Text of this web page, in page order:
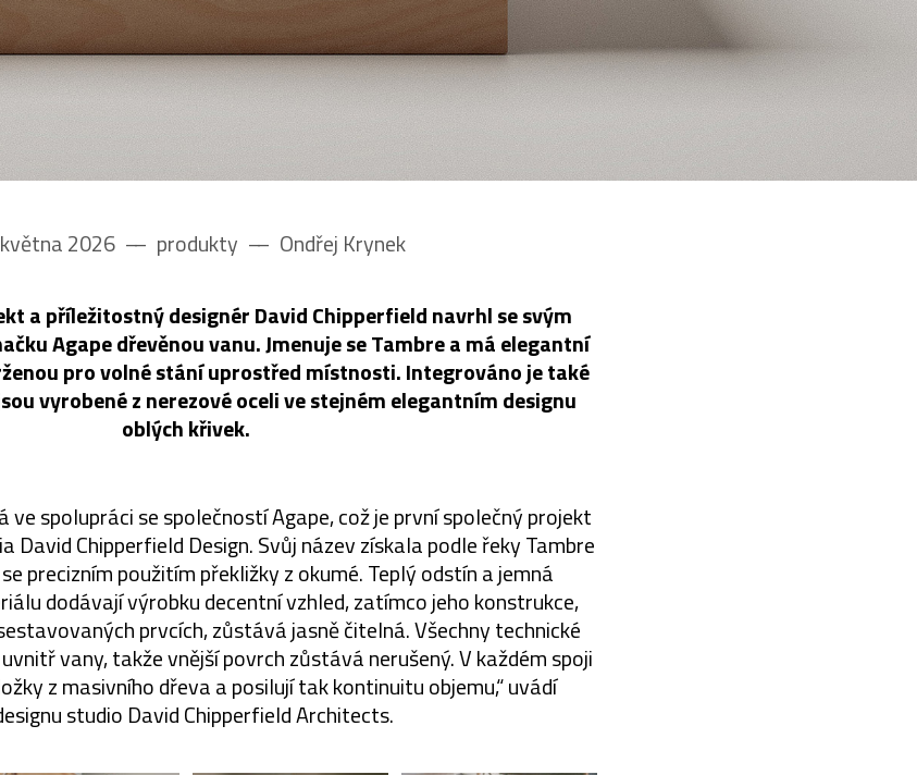
2026 –– produkty –– Ondřej Krynek
a příležitostný designér David Chipperfield navrhl se svým
Agape dřevěnou vanu. Jmenuje se Tambre a má elegantní
pro volné stání uprostřed místnosti. Integrováno je také
vyrobené z nerezové oceli ve stejném elegantním designu
oblých křivek.
ve spolupráci se společností Agape, což je první společný projekt
David Chipperfield Design. Svůj název získala podle řeky Tambre
precizním použitím překližky z okumé. Teplý odstín a jemná
dodávají výrobku decentní vzhled, zatímco jeho konstrukce,
prvcích, zůstává jasně čitelná. Všechny technické
vany, takže vnější povrch zůstává nerušený. V každém spoji
z masivního dřeva a posilují tak kontinuitu objemu,“ uvádí
studio David Chipperfield Architects.